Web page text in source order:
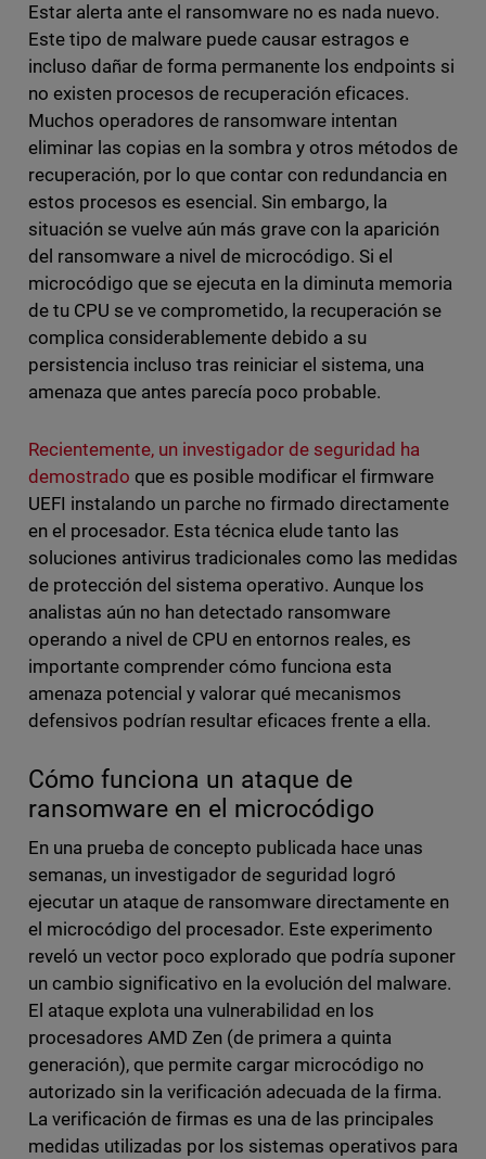
Estar alerta ante el ransomware no es nada nuevo.
Este tipo de malware puede causar estragos e
incluso dañar de forma permanente los endpoints si
no existen procesos de recuperación eficaces.
Muchos operadores de ransomware intentan
eliminar las copias en la sombra y otros métodos de
recuperación, por lo que contar con redundancia en
estos procesos es esencial. Sin embargo, la
situación se vuelve aún más grave con la aparición
del ransomware a nivel de microcódigo. Si el
microcódigo que se ejecuta en la diminuta memoria
de tu CPU se ve comprometido, la recuperación se
complica considerablemente debido a su
persistencia incluso tras reiniciar el sistema, una
amenaza que antes parecía poco probable.
Recientemente, un investigador de seguridad ha
demostrado que es posible modificar el firmware
UEFI instalando un parche no firmado directamente
en el procesador. Esta técnica elude tanto las
soluciones antivirus tradicionales como las medidas
de protección del sistema operativo. Aunque los
analistas aún no han detectado ransomware
operando a nivel de CPU en entornos reales, es
importante comprender cómo funciona esta
amenaza potencial y valorar qué mecanismos
defensivos podrían resultar eficaces frente a ella.
Cómo funciona un ataque de
ransomware en el microcódigo
En una prueba de concepto publicada hace unas
semanas, un investigador de seguridad logró
ejecutar un ataque de ransomware directamente en
el microcódigo del procesador. Este experimento
reveló un vector poco explorado que podría suponer
un cambio significativo en la evolución del malware.
El ataque explota una vulnerabilidad en los
procesadores AMD Zen (de primera a quinta
generación), que permite cargar microcódigo no
autorizado sin la verificación adecuada de la firma.
La verificación de firmas es una de las principales
medidas utilizadas por los sistemas operativos para